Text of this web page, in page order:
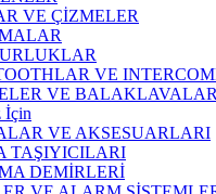
VE ÇİZMELER
VE
VE BALAKLAVALAR
İçin
VE AKSESUARLARI
TAŞIYICILARI
DEMİRLERİ